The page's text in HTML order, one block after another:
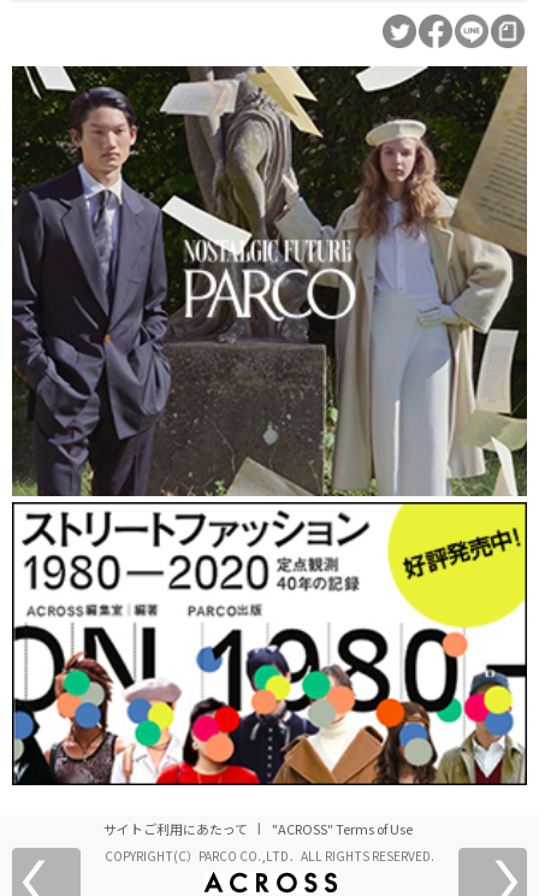
サイトご利用にあたって "ACROSS" Terms of Use
COPYRIGHT(C）PARCO CO.,LTD．ALL RIGHTS RESERVED.